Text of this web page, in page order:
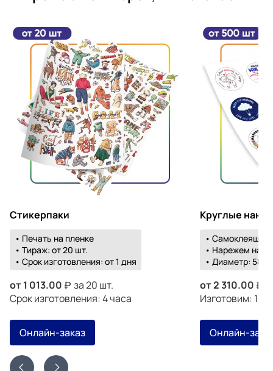
Стикерпаки
• Печать на пленке
• Тираж: от 20 шт.
• Срок изготовления: от 1 дня
от 1 013.00
за 20 шт.
Срок изготовления: 4 часа
Онлайн-заказ
Круглые
•
• Нарежем на
• Диаметр: 58-
от2 310.00
Изготовим: 17
Онлайн-